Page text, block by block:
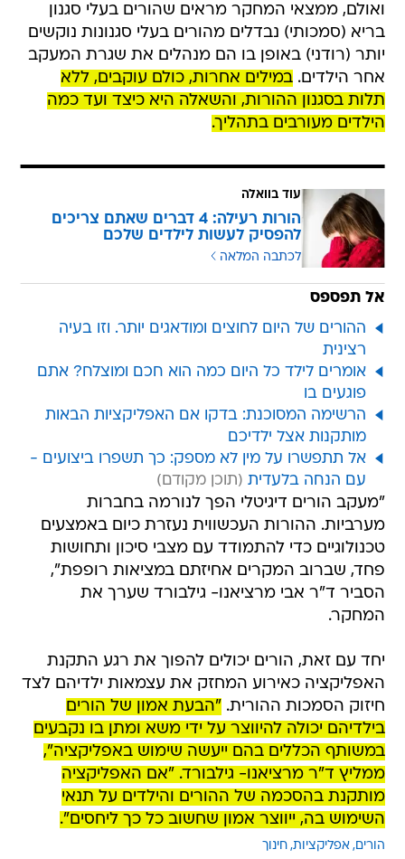
ואולם, ממצאי המחקר מראים שהורים בעלי סגנון
בריא (סמכותי) נבדלים מהורים בעלי סגנונות נוקשים
יותר (רודני) באופן בו הם מנהלים את שגרת המעקב
אחר הילדים.במילים אחרות, כולם עוקבים, ללא
תלות בסגנון ההורות, והשאלה היא כיצד ועד כמה
הילדים מעורבים בתהליך.
עוד בוואלה
הורות רעילה: 4 דברים שאתם צריכים
להפסיק לעשות לילדים שלכם
לכתבה המלאה
אל תפספס
ההורים של היום לחוצים ומודאגים יותר. וזו בעיה
רצינית
אומרים לילד כל היום כמה הוא חכם ומוצלח? אתם
פוגעים בו
הרשימה המסוכנת: בדקו אם האפליקציות הבאות
מותקנות אצל ילדיכם
אל תתפשרו על מין לא מספק: כך תשפרו ביצועים -
עם הנחה בלעדית
"מעקב הורים דיגיטלי הפך לנורמה בחברות
מערביות. ההורות העכשווית נעזרת כיום באמצעים
טכנולוגיים כדי להתמודד עם מצבי סיכון ותחושות
פחד, שברוב המקרים אחיזתם במציאות רופפת",
הסביר ד"ר אבי מרציאנו- גילבורד שערך את
המחקר.
יחד עם זאת, הורים יכולים להפוך את רגע התקנת
האפליקציה כאירוע המחזק את עצמאות ילדיהם לצד
חיזוק הסמכות ההורית. "הבעת אמון של הורים
בילדיהם יכולה להיווצר על ידי משא ומתן בו נקבעים
במשותף הכללים בהם ייעשה שימוש באפליקציה",
ממליץ ד"ר מרציאנו- גילבורד. "אם האפליקציה
מותקנת בהסכמה של ההורים והילדים על תנאי
השימוש בה, ייווצר אמון שחשוב כל כך ליחסים".
הורים אפליקציות חינוך